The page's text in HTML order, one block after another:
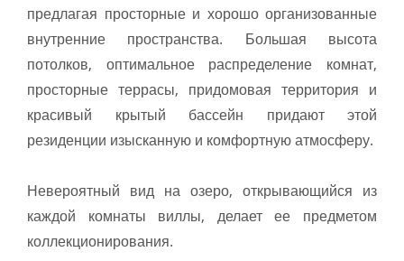
предлагая просторные и хорошо организованные
внутренние пространства. Большая высота
потолков, оптимальное распределение комнат,
просторные террасы, придомовая территория и
красивый крытый бассейн придают этой
резиденции изысканную и комфортную атмосферу.
Невероятный вид на озеро, открывающийся из
каждой комнаты виллы, делает ее предметом
коллекционирования.